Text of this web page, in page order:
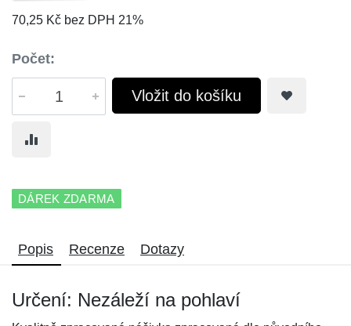
70,25 Kč bez DPH 21%
Počet:
Vložit do košíku
DÁREK ZDARMA
Popis Recenze Dotazy
Určení: Nezáleží na pohlaví